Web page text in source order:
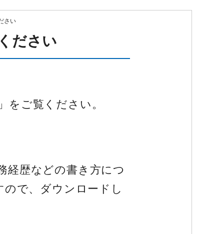
さい
ださい
」をご覧ください。
経歴などの書き方につ
で、ダウンロードし